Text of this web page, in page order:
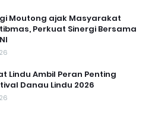
Moutong ajak Masyarakat
Perkuat Sinergi Bersama
Lindu Ambil Peran Penting
Danau Lindu 2026